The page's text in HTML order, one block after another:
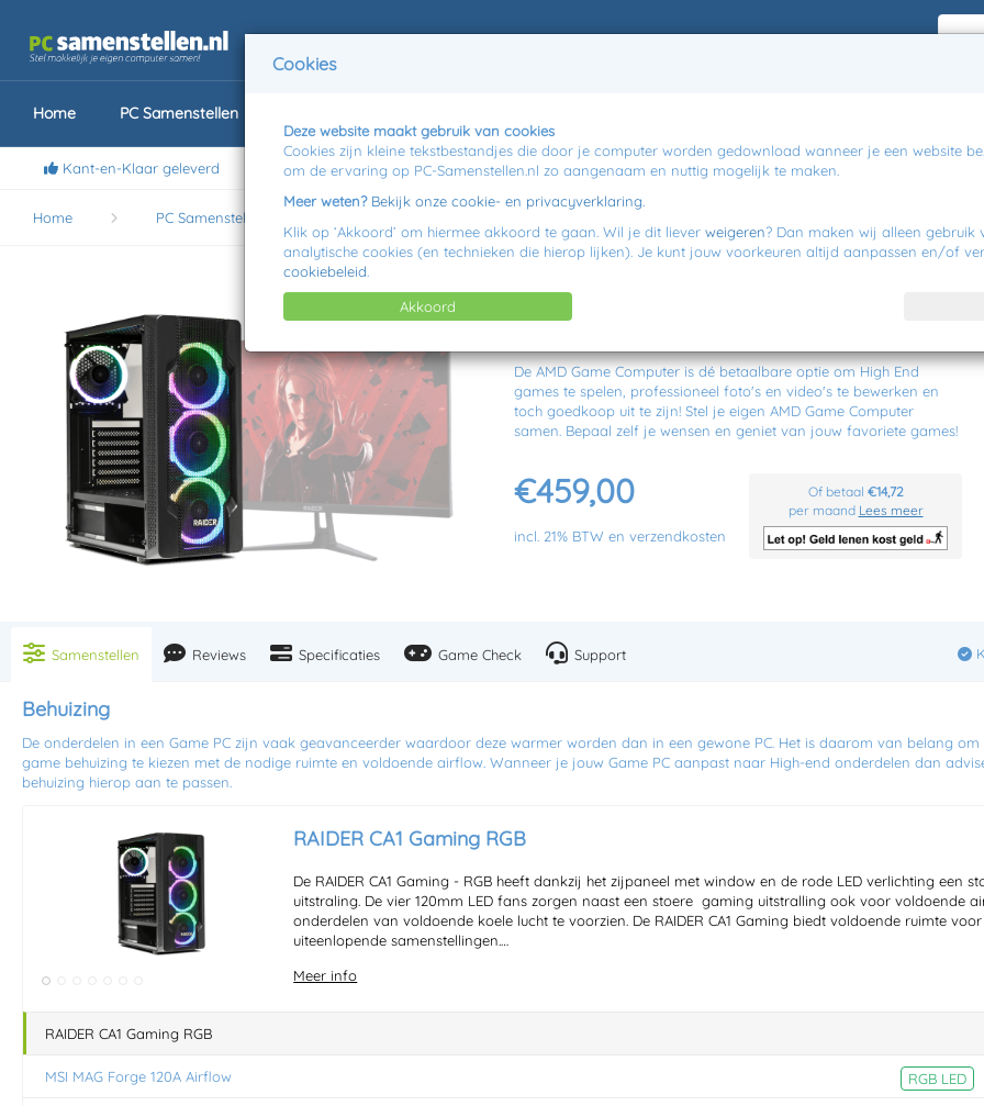
Cookies
Deze website maakt gebruik van cookies
Cookies zijn kleine tekstbestandjes die door je computer worden gedownload wanneer je een website
om de ervaring op PC-Samenstellen.nl zo aangenaam en nuttig mogelijk te maken.
Meer weten? Bekijk onze cookie- en privacyverklaring.
Klik op ‘Akkoord’ om hiermee akkoord te gaan. Wil je dit liever weigeren? Dan maken wij alleen gebruik
analytische cookies (en technieken die hierop lijken). Je kunt jouw voorkeuren altijd aanpassen en/of
cookiebeleid
Akkoord
Home PC Samenstellen
Kant-en-Klaar geleverd Jij kiest, wij bouwen! 4,7 / 5.0uit 688 beoordelingen
Home PC Samenstellen
AMD Game Computer
Krachtige en betaalbare alleskunner!
De AMD Game Computer is dé betaalbare optie om High End
games te spelen, professioneel foto's en video's te bewerken en
toch goedkoop uit te zijn! Stel je eigen AMD Game Computer
samen. Bepaal zelf je wensen en geniet van jouw favoriete games!
€459,00
incl. 21% BTW en verzendkosten
Of betaal €14,72
per maand Lees meer
Samenstellen Reviews Specificaties Game Check Support
Behuizing
De onderdelen in een Game PC zijn vaak geavanceerder waardoor deze warmer worden dan in een gewone PC. Het is daarom van belang om
game behuizing te kiezen met de nodige ruimte en voldoende airflow. Wanneer je jouw Game PC aanpast naar High-end onderdelen dan
behuizing hierop aan te passen.
RAIDER CA1 Gaming RGB
De RAIDER CA1 Gaming - RGB heeft dankzij het zijpaneel met window en de rode LED verlichting een
uitstraling. De vier 120mm LED fans zorgen naast een stoere gaming uitstralling ook voor voldoende
onderdelen van voldoende koele lucht te voorzien. De RAIDER CA1 Gaming biedt voldoende ruimte
uiteenlopende samenstellingen.
Meer info
RAIDER CA1 Gaming RGB
MSI MAG Forge 120A Airflow RGB LED